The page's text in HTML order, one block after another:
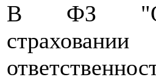
В ФЗ "Об